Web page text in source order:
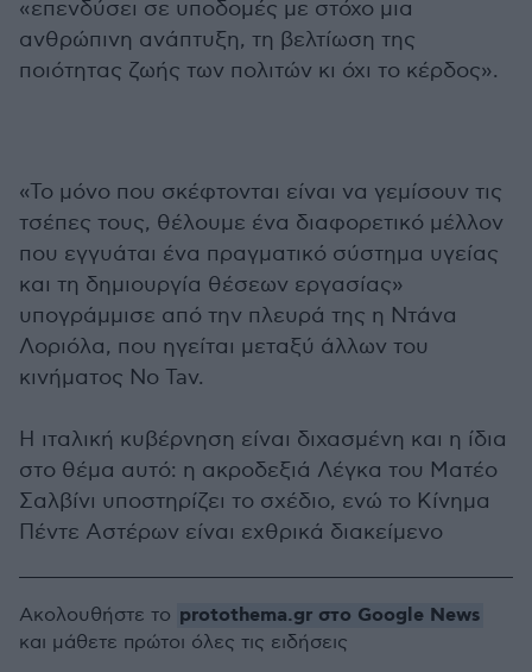
«επενδύσει σε υποδομές με στόχο μια
ανθρώπινη ανάπτυξη, τη βελτίωση της
ποιότητας ζωής των πολιτών κι όχι το κέρδος».
«Το μόνο που σκέφτονται είναι να γεμίσουν τις
τσέπες τους, θέλουμε ένα διαφορετικό μέλλον
που εγγυάται ένα πραγματικό σύστημα υγείας
και τη δημιουργία θέσεων εργασίας»
υπογράμμισε από την πλευρά της η Ντάνα
Λοριόλα, που ηγείται μεταξύ άλλων του
κινήματος No Tav.
Η ιταλική κυβέρνηση είναι διχασμένη και η ίδια
στο θέμα αυτό: η ακροδεξιά Λέγκα του Ματέο
Σαλβίνι υποστηρίζει το σχέδιο, ενώ το Κίνημα
Πέντε Αστέρων είναι εχθρικά διακείμενο
Ακολουθήστε το protothema.gr στο Google News
και μάθετε πρώτοι όλες τις ειδήσεις